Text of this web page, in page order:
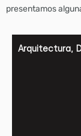
presentamos
Arquitectura,